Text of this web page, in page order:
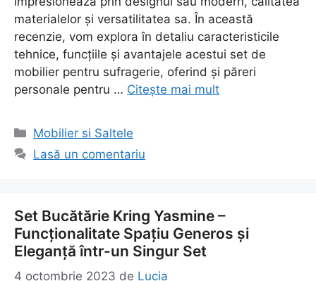
materialelor și versatilitatea sa. În această
recenzie, vom explora în detaliu caracteristicile
tehnice, funcțiile și avantajele acestui set de
mobilier pentru sufragerie, oferind și păreri
personale pentru … Citește mai mult
Categorii
Mobilier si Saltele
Lasă un comentariu
Set Bucătărie Kring Yasmine –
Funcționalitate Spațiu Generos și
Eleganță într-un Singur Set
4 octombrie 2023 de Lucia